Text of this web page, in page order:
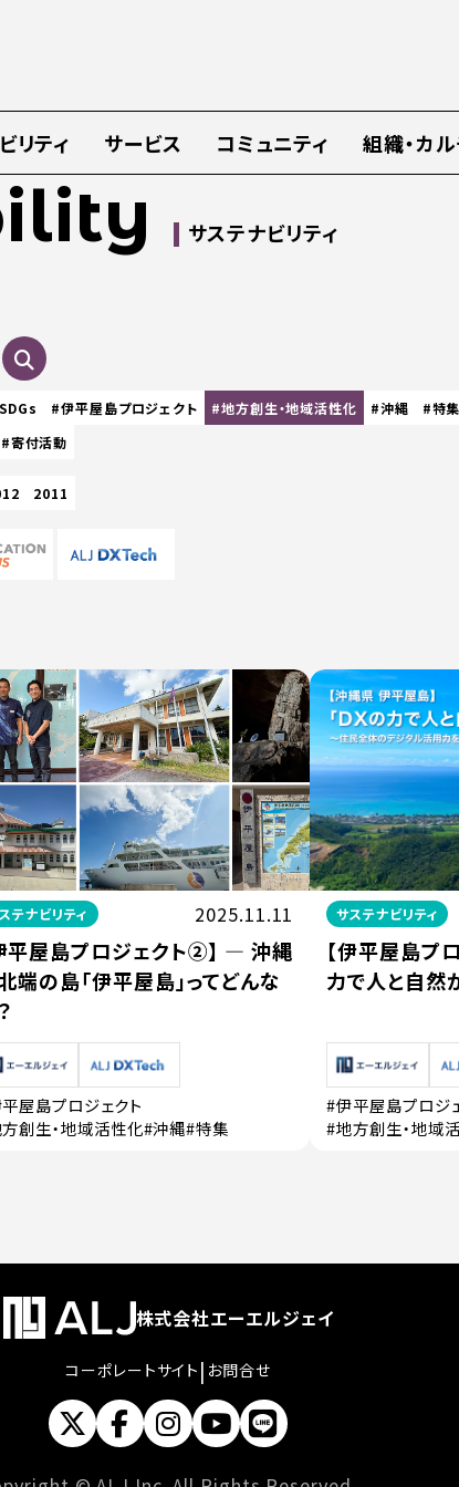
リティ サービス コミュニティ 組織・カ
サステナビリティ
#伊平屋島プロジェクト #地方創生・地域活性化 #沖縄 #特集
#寄付活動
2011
テナビリティ 2025.11.11
平屋島プロジェクト②】 ― 沖縄
端の島「伊平屋島」ってどんな
屋島プロジェクト
創生・地域活性化#沖縄#特集
サステナビリティ
【伊平屋島プ
力で人と自然
#伊平屋島プロジ
#地方創生・地域
株式会社エーエルジェイ
コーポレートサイト | お問合せ